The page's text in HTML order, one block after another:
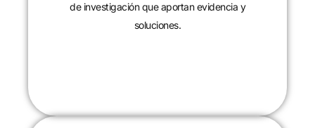
de investigación que aportan evidencia y
soluciones.